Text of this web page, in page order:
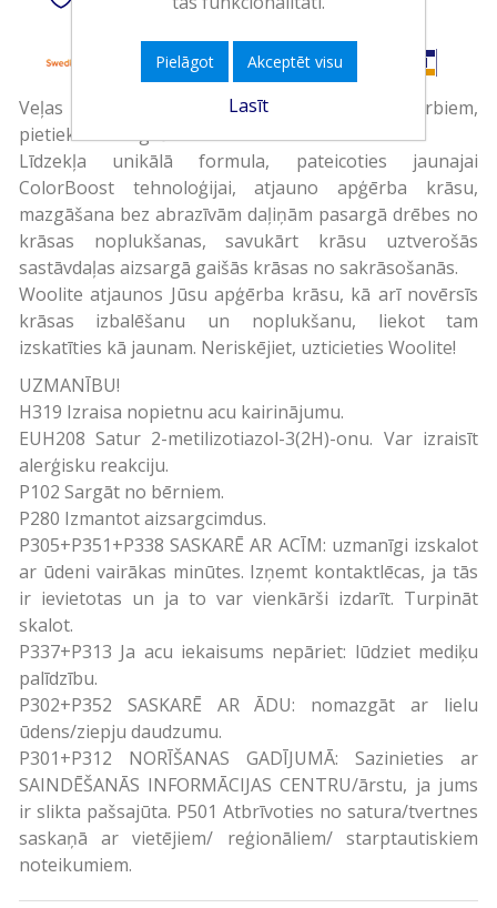
Veļas mazgāšanas līdzeklis smalkiem apģērbiem,
pietiek 30 mazgāšanas reizēm.
Līdzekļa unikālā formula, pateicoties jaunajai
ColorBoost tehnoloģijai, atjauno apģērba krāsu,
mazgāšana bez abrazīvām daļiņām pasargā drēbes no
krāsas noplukšanas, savukārt krāsu uztverošās
sastāvdaļas aizsargā gaišās krāsas no sakrāsošanās.
Woolite atjaunos Jūsu apģērba krāsu, kā arī novērsīs
krāsas izbalēšanu un noplukšanu, liekot tam
izskatīties kā jaunam. Neriskējiet, uzticieties Woolite!
UZMANĪBU!
H319 Izraisa nopietnu acu kairinājumu.
EUH208 Satur 2-metilizotiazol-3(2H)-onu. Var izraisīt
alerģisku reakciju.
P102 Sargāt no bērniem.
P280 Izmantot aizsargcimdus.
P305+P351+P338 SASKARĒ AR ACĪM: uzmanīgi izskalot
ar ūdeni vairākas minūtes. Izņemt kontaktlēcas, ja tās
ir ievietotas un ja to var vienkārši izdarīt. Turpināt
skalot.
P337+P313 Ja acu iekaisums nepāriet: lūdziet mediķu
palīdzību.
P302+P352 SASKARĒ AR ĀDU: nomazgāt ar lielu
ūdens/ziepju daudzumu.
P301+P312 NORĪŠANAS GADĪJUMĀ: Sazinieties ar
SAINDĒŠANĀS INFORMĀCIJAS CENTRU/ārstu, ja jums
ir slikta pašsajūta. P501 Atbrīvoties no satura/tvertnes
saskaņā ar vietējiem/ reģionāliem/ starptautiskiem
noteikumiem.
Pielāgot Akceptēt visu
Lasīt